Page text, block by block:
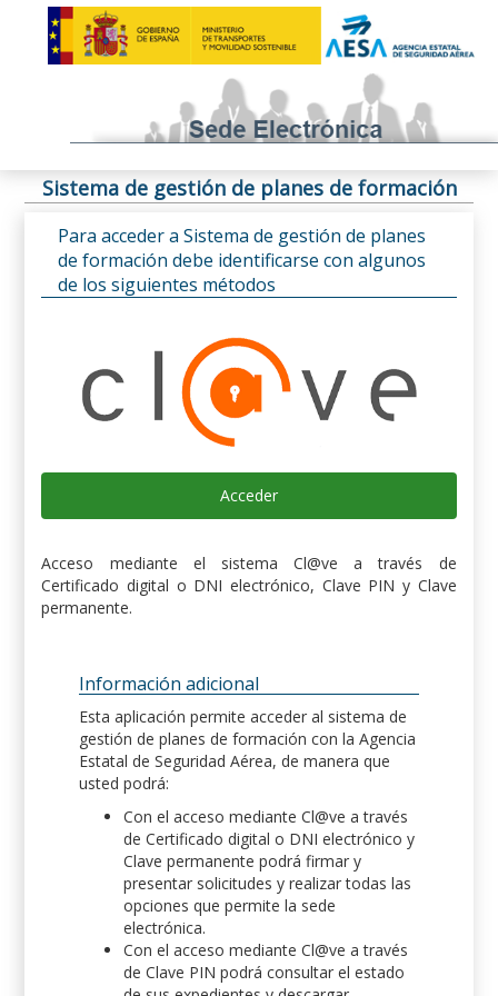
Sistema de gestión de planes de formación
Para acceder a Sistema de gestión de planes
de formación debe identificarse con algunos
de los siguientes métodos
Acceder
Acceso mediante el sistema Cl@ve a través de
Certificado digital o DNI electrónico, Clave PIN y Clave
permanente.
Información adicional
Esta aplicación permite acceder al sistema de
gestión de planes de formación con la Agencia
Estatal de Seguridad Aérea, de manera que
usted podrá:
Con el acceso mediante Cl@ve a través
de Certificado digital o DNI electrónico y
Clave permanente podrá firmar y
presentar solicitudes y realizar todas las
opciones que permite la sede
electrónica.
Con el acceso mediante Cl@ve a través
de Clave PIN podrá consultar el estado